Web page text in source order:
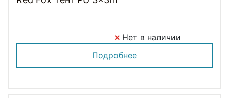
Нет в наличии
Подробнее